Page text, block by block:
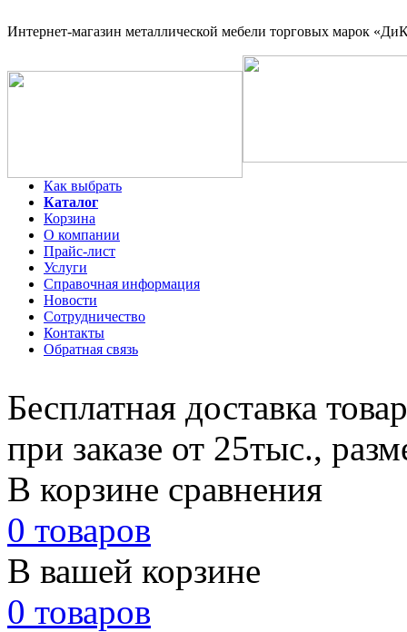
Интернет-магазин металлической мебели торговых марок
Как выбрать
Каталог
Корзина
О компании
Прайс-лист
Услуги
Справочная информация
Новости
Сотрудничество
Контакты
Обратная связь
Бесплатная доставка
при заказе от 25тыс.,
В корзине сравнения
0 товаров
В вашей корзине
0 товаров